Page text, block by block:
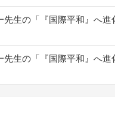
先生の「『国際平和』へ
先生の「『国際平和』へ